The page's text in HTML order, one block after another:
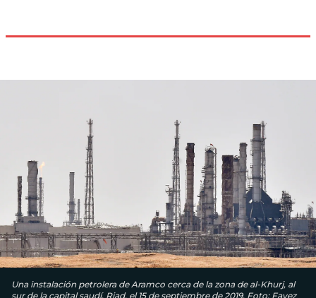
Una instalación petrolera de Aramco cerca de la zona de al-Khurj, al
sur de la capital saudí, Riad, el 15 de septiembre de 2019. Foto: Fayez